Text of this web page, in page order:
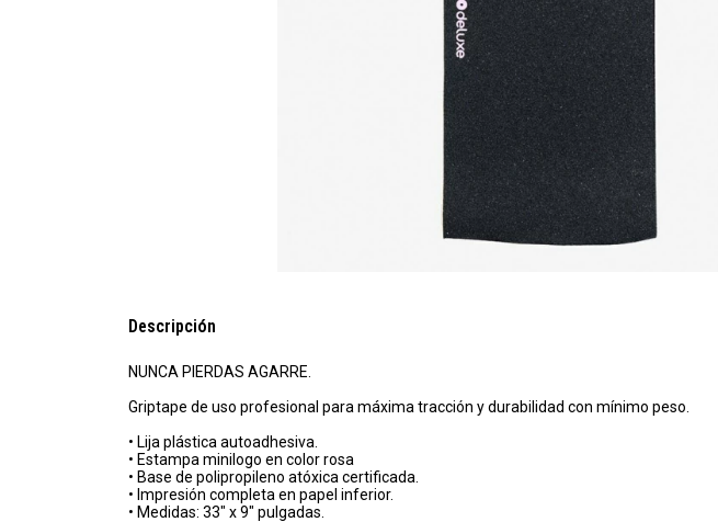
Descripción
NUNCA PIERDAS AGARRE.
Griptape de uso profesional para máxima tracción y durabilidad con mínimo peso.
• Lija plástica autoadhesiva.
• Estampa minilogo en color rosa
• Base de polipropileno atóxica certificada.
• Impresión completa en papel inferior.
• Medidas: 33" x 9" pulgadas.